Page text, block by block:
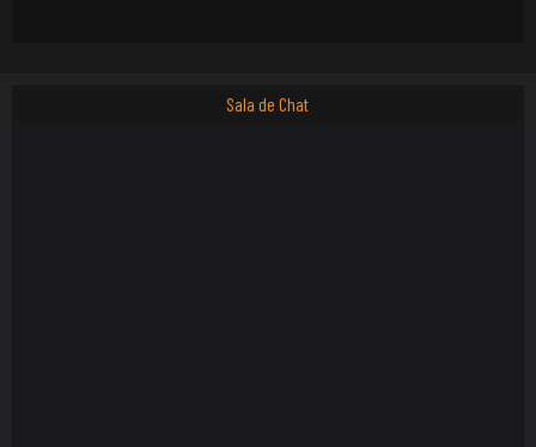
Sala de Chat